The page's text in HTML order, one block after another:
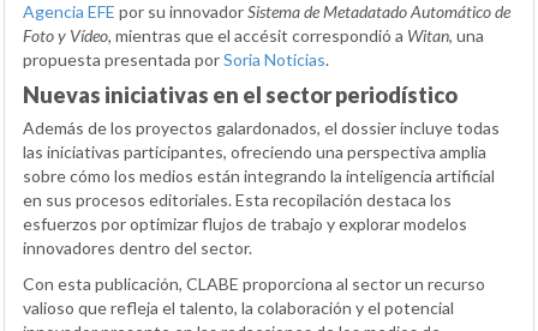
Agencia EFE por su innovadorSistema de Metadatado Automático de
Foto y Vídeo, mientras que el accésit correspondió a Witan, una
propuesta presentada porSoria Noticias.
Nuevas iniciativas en el sector periodístico
Además de los proyectos galardonados, el dossier incluye todas
las iniciativas participantes, ofreciendo una perspectiva amplia
sobre cómo los medios están integrando la inteligencia artificial
en sus procesos editoriales. Esta recopilación destaca los
esfuerzos por optimizar flujos de trabajo y explorar modelos
innovadores dentro del sector.
Con esta publicación, CLABE proporciona al sector un recurso
valioso que refleja el talento, la colaboración y el potencial